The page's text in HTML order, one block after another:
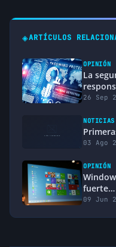
◈ARTÍCULOS
OPINIÓN
La
26 Sep
NOTICIAS
03 Ago
OPINIÓN
fuerte…
09 Jun